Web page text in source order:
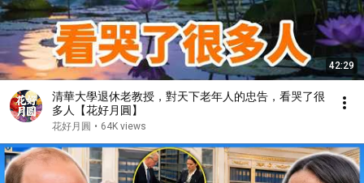
42:29
清華大學退休老教授，對天下老年人的忠告，看哭了很
多人【花好月圓】
花好月圓 • 64K views